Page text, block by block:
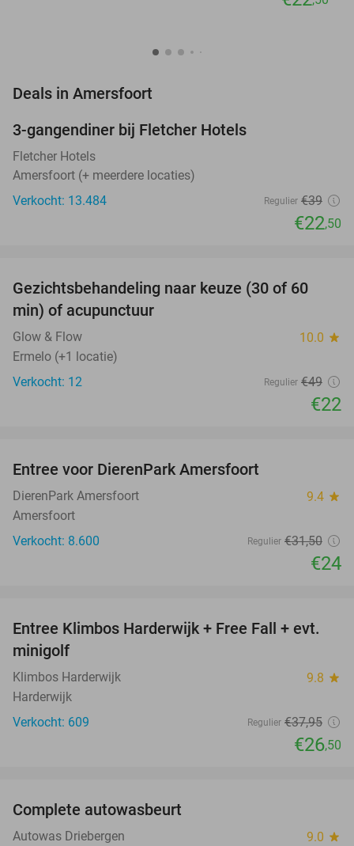
Deals in Amersfoort
3-gangendiner bij Fletcher Hotels
Fletcher Hotels
Amersfoort (+ meerdere locaties)
Verkocht: 13.484
Regulier €39
€22,50
55%
TODAY
Gezichtsbehandeling naar keuze (30 of 60
min) of acupunctuur
Glow & Flow 10.0 star
Ermelo (+1 locatie)
Verkocht: 12
Regulier €49
€22
Entree voor DierenPark Amersfoort
DierenPark Amersfoort 9.4 star
Amersfoort
Verkocht: 8.600
Regulier €31,50
€24
30%
Entree Klimbos Harderwijk + Free Fall + evt.
minigolf
Klimbos Harderwijk 9.8 star
Harderwijk
Verkocht: 609
Regulier €37,95
€26,50
NEW
TODAY
Complete autowasbeurt
Autowas Driebergen 9.0 star